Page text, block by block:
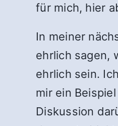
für mich, hier
In meiner
ehrlich sagen,
ehrlich sein.
mir ein
Diskussion